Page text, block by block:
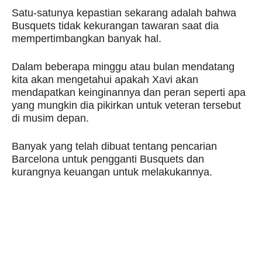
Satu-satunya kepastian sekarang adalah bahwa
Busquets tidak kekurangan tawaran saat dia
mempertimbangkan banyak hal.
Dalam beberapa minggu atau bulan mendatang
kita akan mengetahui apakah Xavi akan
mendapatkan keinginannya dan peran seperti apa
yang mungkin dia pikirkan untuk veteran tersebut
di musim depan.
Banyak yang telah dibuat tentang pencarian
Barcelona untuk pengganti Busquets dan
kurangnya keuangan untuk melakukannya.